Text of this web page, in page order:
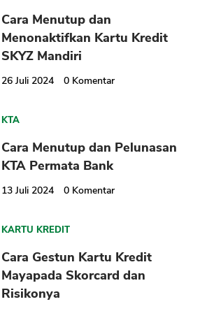
Cara Menutup dan
Menonaktifkan Kartu Kredit
SKYZ Mandiri
26 Juli 2024 0 Komentar
KTA
Cara Menutup dan Pelunasan
KTA Permata Bank
13 Juli 2024 0 Komentar
KARTU KREDIT
Cara Gestun Kartu Kredit
Mayapada Skorcard dan
Risikonya